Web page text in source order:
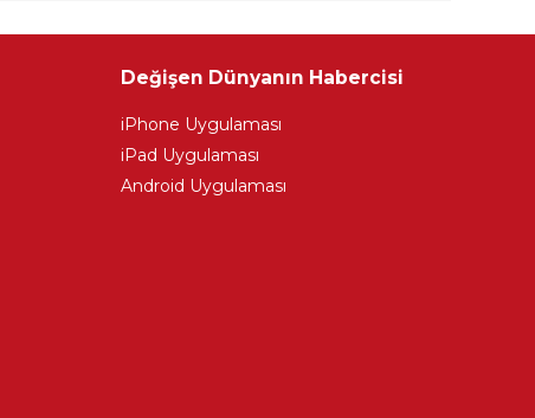
Değişen Dünyanın Habercisi
iPhone Uygulaması
iPad Uygulaması
Android Uygulaması